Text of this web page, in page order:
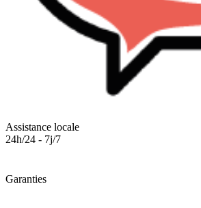
Assistance locale
24h/24 - 7j/7
Garanties